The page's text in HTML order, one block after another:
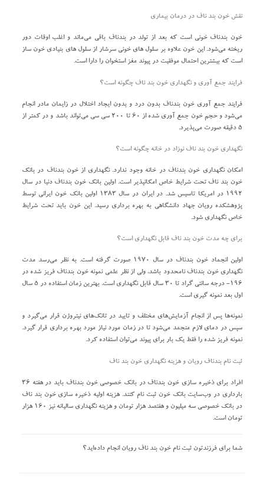
نقش خون بند ناف در درمان بیماری
خون بندناف خونی است که بعد از تولد در بندناف باقی می‌ماند و اغلب اوقات دور
ریخته می‌شود. این خون علاوه بر سلول های خونی سرشار از سلول های بنیادی خون ساز
است که بیشترین احتمال موفقیت در پیوند مغز استخوان را دارا است.
فرایند جمع آوری و نگهداری خون بند ناف چگونه است؟
فرایند جمع آوری خون بندناف بدون درد و بدون ایجاد اختلال در زایمان مادر انجام
می‌شود و حجم خون جمع آوری شده از ۶۰ تا ۲۰۰ سی سی می‌تواند باشد و در کمتر از
۵ دقیقه صورت می‌پذیرد.
نگهداری خون بند ناف نوزاد در خانه چگونه است؟
امکان نگهداری خون بندناف در خانه وجود ندارد. نگهداری از خون بندناف در بانک
خون بند ناف تحت شرایط خاص امکانپذیر است. اولین بانک خون بندناف دنیا در سال
۱۹۹۲ در امریکا تاسیس شد. در ایران در سال ۱۳۸۳ اولین بانک خون ایرانی توسط
پژوهشکده رویان جهاد دانشگاهی به بهره برداری رسید. این خون باید تحت شرایط
خاص نگهداری شود.
برای چه مدت خون بند ناف قابل نگهداری است؟
اولین انجماد خون بندناف در سال ۱۹۷۰ صورت گرفته است. به نظر می‌رسد مدت
نگهداری خون بندناف نامحدود باشد، ولی از نظر علمی نمونه خون بندناف فریز شده در
۱۹۶- درجه سانتی گراد تا ۳۰ سال قابل نگهداری است. بهترین زمان استفاده در ۵ سال
اول بعد نمونه گیری است.
نمونه‌ها پس از انجام آزمایش‌های مختلف و تایید در تانک‌های نیتروژن قرار می‌گیرد و
سپس در دمای لازم منجمد می‌شود تا در زمان مورد نیاز مورد بهره برداری قرار گیرد.
نمونه فریز شده را فقط یک بار برای پیوند می‌توان استفاده کرد.
ثبت نام بندناف رویان و هزینه نگهداری خون بند ناف
افراد برای ذخیره سازی خون بندناف در بانک خصوصی خون بندناف باید در هفته ۳۶
بارداری در وب‌سایت بانک خون ثبت نام کنند. هزینه اولیه ذخیره سازی خون بند ناف
در بانک خصوصی سه میلیون و هفتصد هزار تومان و هزینه نگهداری سالیانه نیز ۱۶۰ هزار
تومان است.
شما برای فرزندتون ثبت نام خون بند ناف رویان انجام داده‌اید؟